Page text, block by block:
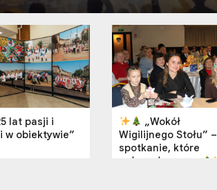
lat pasji i
w obiektywie”
„Wokół
Wigilijnego Stołu” –
spotkanie, które
połączyło serca